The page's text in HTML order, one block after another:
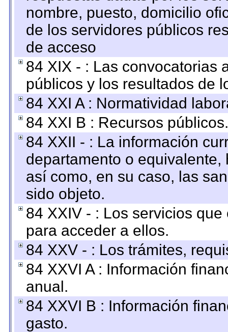
nombre, puesto, domicilio
de los servidores públicos
de acceso
84 XIX - : Las convocatorias
públicos y los resultados de
84 XXI A : Normatividad
84 XXI B : Recursos públicos.
84 XXII - : La información
departamento o
así como, en su caso, las
sido objeto.
84 XXIV - : Los servicios
para acceder a ellos.
84 XXV - : Los trámites,
84 XXVI A : Información
anual.
84 XXVI B : Información
gasto.